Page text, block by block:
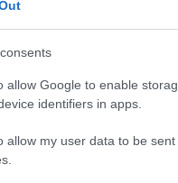
allow Google to enable
identifiers in apps.
allow my user data to be
στα 550 εκατ. ευρώ
κέρδη 313 εκατ.